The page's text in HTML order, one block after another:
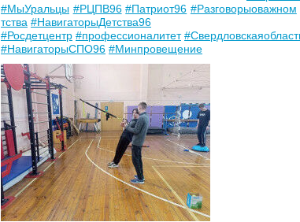
#МыУральцы #РЦПВ96 #Патриот96 #Разговорыоважном
тства #НавигаторыДетства96
#Росдетцентр #профессионалитет
#НавигаторыСПО96 #Минпровещение